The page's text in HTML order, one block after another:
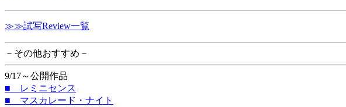
≫≫試写Review一覧
－その他おすすめ－
9/17～公開作品
■ レミニセンス
■ マスカレード・ナイト